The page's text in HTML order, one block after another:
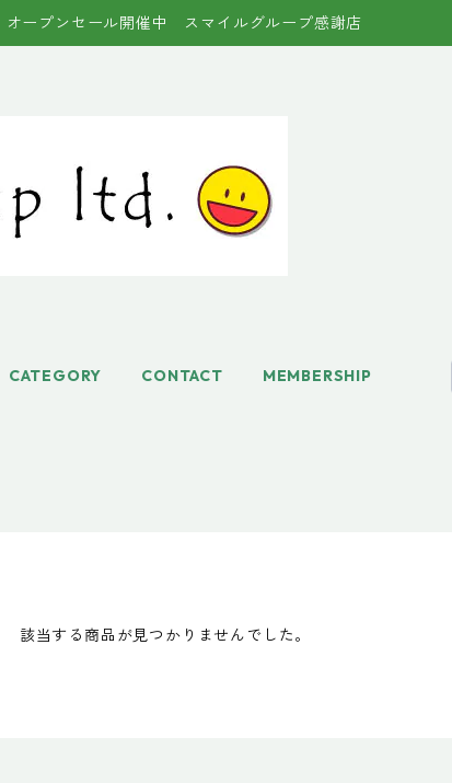
オープンセール開催中 スマイルグループ感謝店
CATEGORY CONTACT MEMBERSHIP
該当する商品が見つかりませんでした。